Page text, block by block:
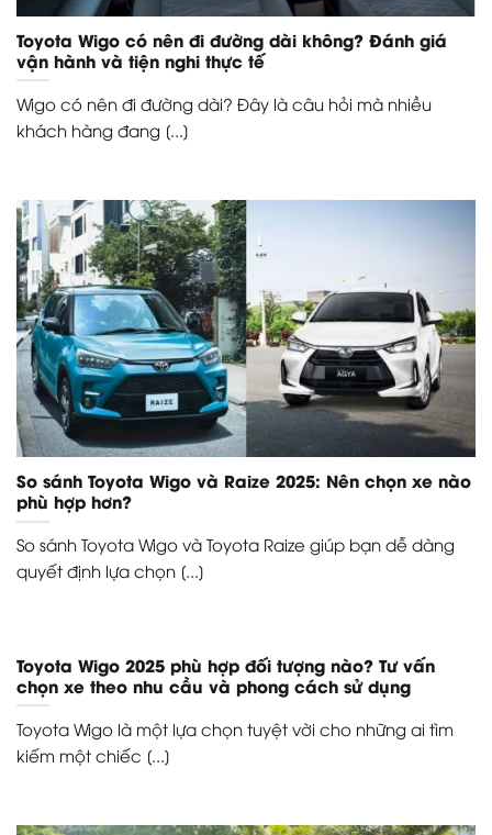
Toyota Wigo có nên đi đường dài không? Đánh giá
vận hành và tiện nghi thực tế
Wigo có nên đi đường dài? Đây là câu hỏi mà nhiều
khách hàng đang [...]
So sánh Toyota Wigo và Raize 2025: Nên chọn xe nào
phù hợp hơn?
So sánh Toyota Wigo và Toyota Raize giúp bạn dễ dàng
quyết định lựa chọn [...]
Toyota Wigo 2025 phù hợp đối tượng nào? Tư vấn
chọn xe theo nhu cầu và phong cách sử dụng
Toyota Wigo là một lựa chọn tuyệt vời cho những ai tìm
kiếm một chiếc [...]